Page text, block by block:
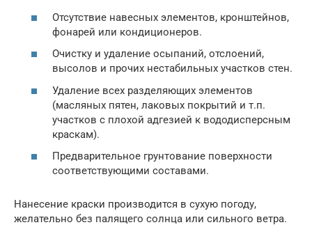
Отсутствие навесных элементов, кронштейнов,
фонарей или кондиционеров.
Очистку и удаление осыпаний, отслоений,
высолов и прочих нестабильных участков стен.
Удаление всех разделяющих элементов
(масляных пятен, лаковых покрытий и т.п.
участков с плохой адгезией к вододисперсным
краскам).
Предварительное грунтование поверхности
соответствующими составами.
Нанесение краски производится в сухую погоду,
желательно без палящего солнца или сильного ветра.